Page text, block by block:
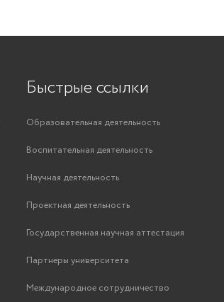
Быстрые ссылки
Образовательная деятельность
Воспитательная деятельность
Научная деятельность
Проектная деятельность
Государственная научная аттестация
Партнеры университета
Международное сотрудничество